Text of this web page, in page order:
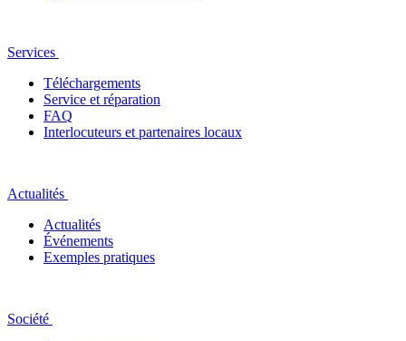
Services
Téléchargements
Service et réparation
FAQ
Interlocuteurs et partenaires locaux
Actualités
Actualités
Événements
Exemples pratiques
Société